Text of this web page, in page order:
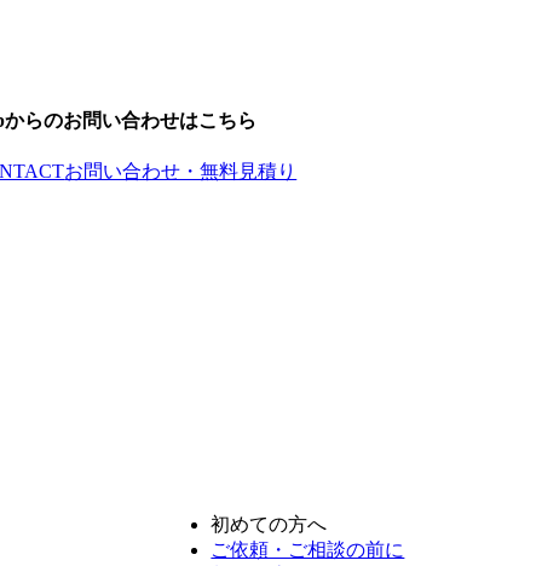
からのお問い合わせはこちら
お問い合わせ・無料見積り
初めての方へ
ご依頼・ご相談の前に